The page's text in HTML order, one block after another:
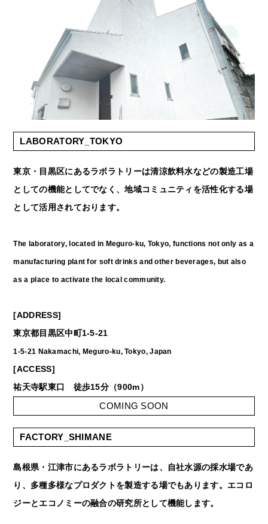
LABORATORY_TOKYO
東京・目黒区にあるラボラトリーは清涼飲料水などの製造工場
としての機能としてでなく、地域コミュニティを活性化する場
として活用されております。
The laboratory, located in Meguro-ku, Tokyo, functions not only as a
manufacturing plant for soft drinks and other beverages, but also
as a place to activate the local community.
[ADDRESS]
東京都目黒区中町1-5-21
1-5-21 Nakamachi, Meguro-ku, Tokyo, Japan
[ACCESS]
祐天寺駅東口 徒歩15分（900m）
COMING SOON
FACTORY_SHIMANE
島根県・江津市にあるラボラトリーは、自社水源の採水場であ
り、多種多様なプロダクトを製造する場でもあります。エコロ
ジーとエコノミーの融合の研究所として機能します。